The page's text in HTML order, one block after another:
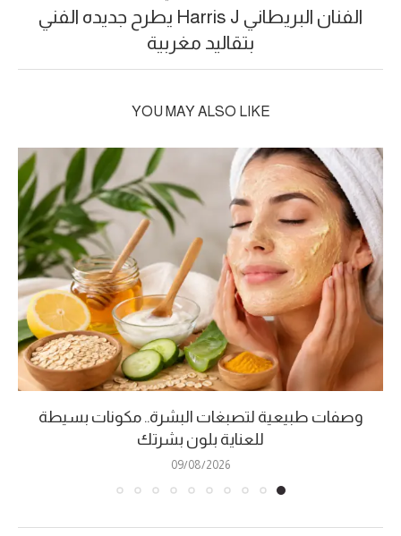
الفنان البريطاني Harris J يطرح جديده الفني
بتقاليد مغربية
YOU MAY ALSO LIKE
وصفات طبيعية لتصبغات البشرة.. مكونات بسيطة
للعناية بلون بشرتك
09/08/2026